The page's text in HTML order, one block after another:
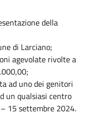
della
di Larciano;
agevolate rivolte a
ad uno dei genitori
un qualsiasi centro
15 settembre 2024.